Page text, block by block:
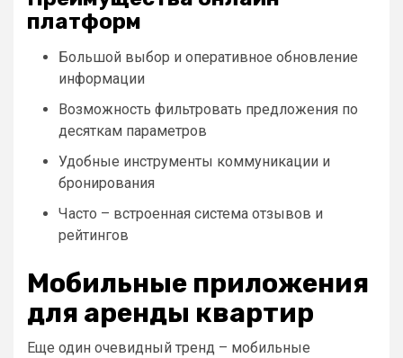
платформ
Большой выбор и оперативное обновление
информации
Возможность фильтровать предложения по
десяткам параметров
Удобные инструменты коммуникации и
бронирования
Часто – встроенная система отзывов и
рейтингов
Мобильные приложения
для аренды квартир
Еще один очевидный тренд – мобильные